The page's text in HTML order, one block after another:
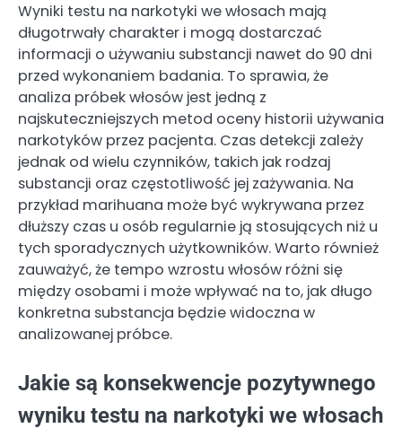
Wyniki testu na narkotyki we włosach mają
długotrwały charakter i mogą dostarczać
informacji o używaniu substancji nawet do 90 dni
przed wykonaniem badania. To sprawia, że
analiza próbek włosów jest jedną z
najskuteczniejszych metod oceny historii używania
narkotyków przez pacjenta. Czas detekcji zależy
jednak od wielu czynników, takich jak rodzaj
substancji oraz częstotliwość jej zażywania. Na
przykład marihuana może być wykrywana przez
dłuższy czas u osób regularnie ją stosujących niż u
tych sporadycznych użytkowników. Warto również
zauważyć, że tempo wzrostu włosów różni się
między osobami i może wpływać na to, jak długo
konkretna substancja będzie widoczna w
analizowanej próbce.
Jakie są konsekwencje pozytywnego
wyniku testu na narkotyki we włosach